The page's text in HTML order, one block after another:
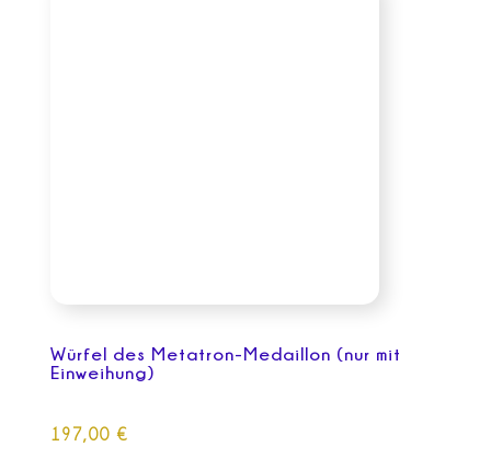
Würfel des Metatron-Medaillon (nur mit
Einweihung)
197,00€